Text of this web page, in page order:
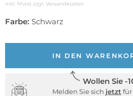
inkl. Mwst zzgl. Versandkosten
Farbe: Schwarz
IN DEN
Wollen Sie -
Melden Sie sich jetzt für